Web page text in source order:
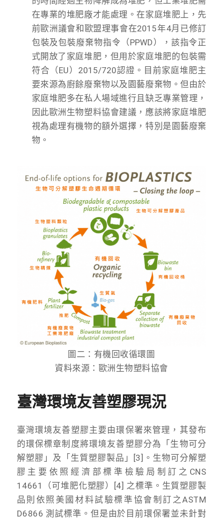
在專業的堆肥廠才能處理。在家庭堆肥上，先
前歐洲議會和歐盟理事會在2015年4月已修訂
包裝及包裝廢棄物指令（PPWD），該指令正
式開放了家庭堆肥，但用於家庭堆肥的包裝需
符合（EU）2015/720認證。目前家庭堆肥主
要來源為廚餘廢棄物以及園藝廢棄物。但由於
家庭堆肥多在私人場域進行且缺乏專業管理，
因此歐洲生物塑料協會建議，應該將家庭堆肥
視為處理有機物的額外選擇，特別是園藝廢棄
物。
圖二：有機回收循環圖
資料來源：歐洲生物塑料協會
臺灣環境友善塑膠現況
臺灣環境友善塑膠主要由環保署來管理，其發布
的環保標章制度將環境友善塑膠分為「生物可分
解塑膠」及「生質塑膠製品」[3]。生物可分解塑
膠主要依照經濟部標準檢驗局制訂之CNS
14661（可堆肥化塑膠）[4] 之標準。生質塑膠製
品則依照美國材料試驗標準協會制訂之ASTM
D6866 測試標準。但是由於目前環保署並未針對